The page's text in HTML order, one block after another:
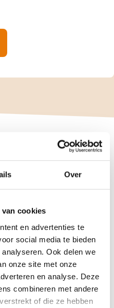
Over
cookies
en advertenties te
social media te bieden
Ook delen we
onze site met onze
en analyse. Deze
combineren met andere
of die ze hebben
KUZ-VOI
op
alle soorten schakelmateriaal